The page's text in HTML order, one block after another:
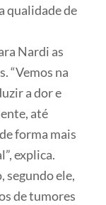
qualidade de
Nardi as
“Vemos na
a dor e
até
forma mais
explica.
segundo ele,
de tumores